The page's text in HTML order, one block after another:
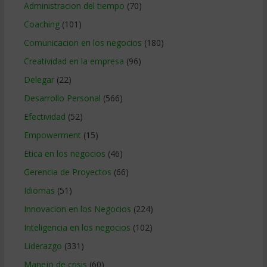
Administracion del tiempo (70)
Coaching(101)
Comunicacion en los negocios (180)
Creatividad en la empresa (96)
Delegar(22)
Desarrollo Personal (566)
Efectividad (52)
Empowerment (15)
Etica en los negocios (46)
Gerencia de Proyectos (66)
Idiomas (51)
Innovacion en los Negocios (224)
Inteligencia en los negocios (102)
Liderazgo (331)
Manejo de crisis (60)